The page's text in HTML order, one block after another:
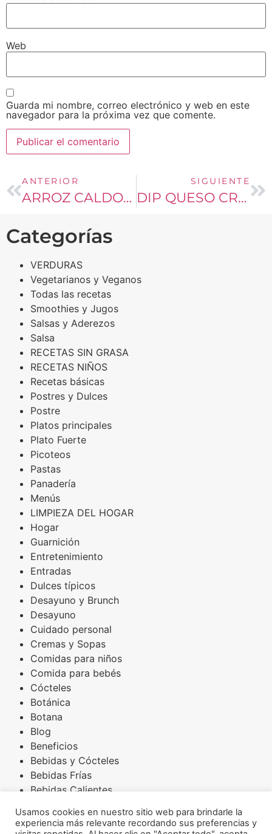
Web
Guarda mi nombre, correo electrónico y web en este
navegador para la próxima vez que comente.
ANTERIOR
ARROZ CALDOSO AL JITOMATE
SIGUIENTE
DIP QUESO CREMA ROQUEFORT NUECES Y RÚCULA
Categorías
VERDURAS
Vegetarianos y Veganos
Todas las recetas
Smoothies y Jugos
Salsas y Aderezos
Salsa
RECETAS SIN GRASA
RECETAS NIÑOS
Recetas básicas
Postres y Dulces
Postre
Platos principales
Plato Fuerte
Picoteos
Pastas
Panadería
Menús
LIMPIEZA DEL HOGAR
Hogar
Guarnición
Entretenimiento
Entradas
Dulces típicos
Desayuno y Brunch
Desayuno
Cuidado personal
Cremas y Sopas
Comidas para niños
Comida para bebés
Cócteles
Botánica
Botana
Blog
Beneficios
Bebidas y Cócteles
Bebidas Frías
Bebidas Calientes
Arroces
Usamos cookies en nuestro sitio web para brindarle la
experiencia más relevante recordando sus preferencias y